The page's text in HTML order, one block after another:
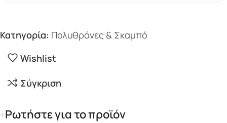
Κατηγορία: Πολυθρόνες & Σκαμπό
Wishlist
Σύγκριση
Ρωτήστε για το προϊόν